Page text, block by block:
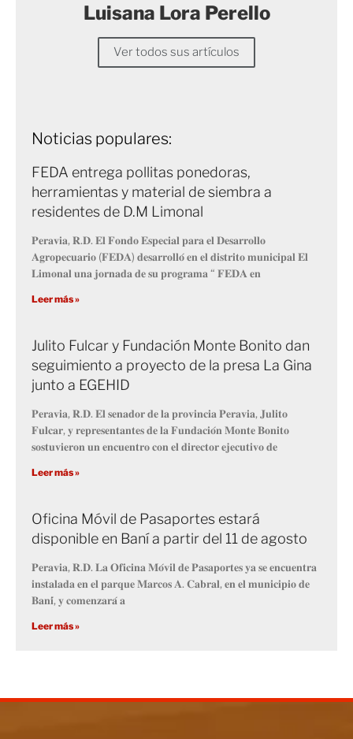
Luisana Lora Perello
Ver todos sus artículos
Noticias populares:
FEDA entrega pollitas ponedoras,
herramientas y material de siembra a
residentes de D.M Limonal
𝐏𝐞𝐫𝐚𝐯𝐢𝐚, 𝐑.𝐃. 𝐄𝐥 𝐅𝐨𝐧𝐝𝐨 𝐄𝐬𝐩𝐞𝐜𝐢𝐚𝐥 𝐩𝐚𝐫𝐚 𝐞𝐥 𝐃𝐞𝐬𝐚𝐫𝐫𝐨𝐥𝐥𝐨
𝐀𝐠𝐫𝐨𝐩𝐞𝐜𝐮𝐚𝐫𝐢𝐨 (𝐅𝐄𝐃𝐀) 𝐝𝐞𝐬𝐚𝐫𝐫𝐨𝐥𝐥𝐨́ 𝐞𝐧 𝐞𝐥 𝐝𝐢𝐬𝐭𝐫𝐢𝐭𝐨 𝐦𝐮𝐧𝐢𝐜𝐢𝐩𝐚𝐥 𝐄𝐥
𝐋𝐢𝐦𝐨𝐧𝐚𝐥 𝐮𝐧𝐚 𝐣𝐨𝐫𝐧𝐚𝐝𝐚 𝐝𝐞 𝐬𝐮 𝐩𝐫𝐨𝐠𝐫𝐚𝐦𝐚 “ 𝐅𝐄𝐃𝐀 𝐞𝐧
Leer más »
Julito Fulcar y Fundación Monte Bonito dan
seguimiento a proyecto de la presa La Gina
junto a EGEHID
𝐏𝐞𝐫𝐚𝐯𝐢𝐚, 𝐑.𝐃. 𝐄𝐥 𝐬𝐞𝐧𝐚𝐝𝐨𝐫 𝐝𝐞 𝐥𝐚 𝐩𝐫𝐨𝐯𝐢𝐧𝐜𝐢𝐚 𝐏𝐞𝐫𝐚𝐯𝐢𝐚, 𝐉𝐮𝐥𝐢𝐭𝐨
𝐅𝐮𝐥𝐜𝐚𝐫, 𝐲 𝐫𝐞𝐩𝐫𝐞𝐬𝐞𝐧𝐭𝐚𝐧𝐭𝐞𝐬 𝐝𝐞 𝐥𝐚 𝐅𝐮𝐧𝐝𝐚𝐜𝐢𝐨́𝐧 𝐌𝐨𝐧𝐭𝐞 𝐁𝐨𝐧𝐢𝐭𝐨
𝐬𝐨𝐬𝐭𝐮𝐯𝐢𝐞𝐫𝐨𝐧 𝐮𝐧 𝐞𝐧𝐜𝐮𝐞𝐧𝐭𝐫𝐨 𝐜𝐨𝐧 𝐞𝐥 𝐝𝐢𝐫𝐞𝐜𝐭𝐨𝐫 𝐞𝐣𝐞𝐜𝐮𝐭𝐢𝐯𝐨 𝐝𝐞
Leer más »
Oficina Móvil de Pasaportes estará
disponible en Baní a partir del 11 de agosto
𝐏𝐞𝐫𝐚𝐯𝐢𝐚, 𝐑.𝐃. 𝐋𝐚 𝐎𝐟𝐢𝐜𝐢𝐧𝐚 𝐌𝐨́𝐯𝐢𝐥 𝐝𝐞 𝐏𝐚𝐬𝐚𝐩𝐨𝐫𝐭𝐞𝐬 𝐲𝐚 𝐬𝐞 𝐞𝐧𝐜𝐮𝐞𝐧𝐭𝐫𝐚
𝐢𝐧𝐬𝐭𝐚𝐥𝐚𝐝𝐚 𝐞𝐧 𝐞𝐥 𝐩𝐚𝐫𝐪𝐮𝐞 𝐌𝐚𝐫𝐜𝐨𝐬 𝐀. 𝐂𝐚𝐛𝐫𝐚𝐥, 𝐞𝐧 𝐞𝐥 𝐦𝐮𝐧𝐢𝐜𝐢𝐩𝐢𝐨 𝐝𝐞
𝐁𝐚𝐧𝐢́, 𝐲 𝐜𝐨𝐦𝐞𝐧𝐳𝐚𝐫𝐚́ 𝐚
Leer más »